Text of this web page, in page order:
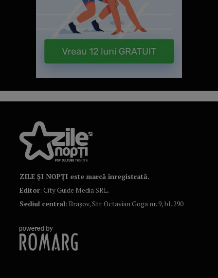
ZILE ȘI NOPȚI este marcă înregistrată.
Editor: City Guide Media SRL.
Sediul central: Brașov, Str. Octavian Goga nr. 9, bl. 290